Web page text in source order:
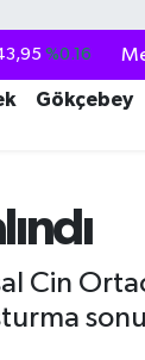
%0.16
%0
%0.12
13.799 %70
Gökçebey
Cin